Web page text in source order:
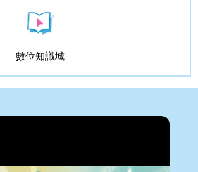
數位知識城